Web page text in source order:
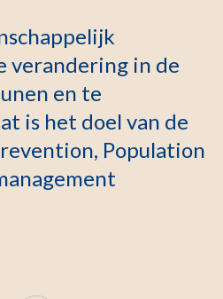
verandering in de
en te
is het doel van de
Population